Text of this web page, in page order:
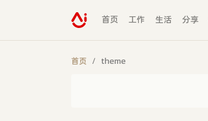
首页 工作 生活 分享
首页 theme